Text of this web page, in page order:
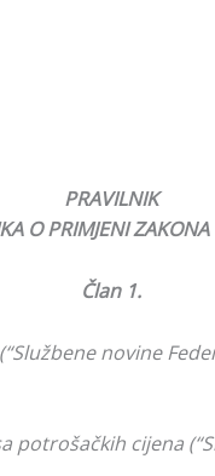
PRAVILNIK
O PRIMJENI
Član 1.
novine
cijena